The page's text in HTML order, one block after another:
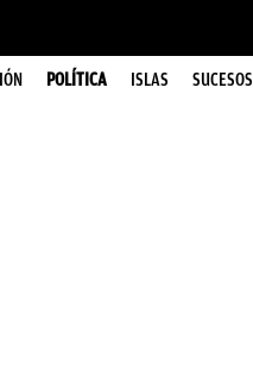
POLÍTICA ISLAS SUCESOS